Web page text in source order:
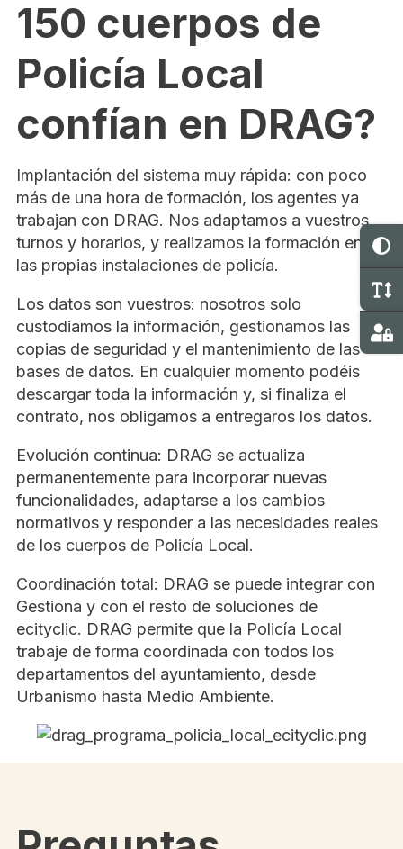
150 cuerpos de
Policía Local
confían en DRAG?
Implantación del sistema muy rápida: con poco
más de una hora de formación, los agentes ya
trabajan con DRAG. Nos adaptamos a vuestros
turnos y horarios, y realizamos la formación en
las propias instalaciones de policía.
Los datos son vuestros: nosotros solo
custodiamos la información, gestionamos las
copias de seguridad y el mantenimiento de las
bases de datos. En cualquier momento podéis
descargar toda la información y, si finaliza el
contrato, nos obligamos a entregaros los datos.
Evolución continua: DRAG se actualiza
permanentemente para incorporar nuevas
funcionalidades, adaptarse a los cambios
normativos y responder a las necesidades reales
de los cuerpos de Policía Local.
Coordinación total: DRAG se puede integrar con
Gestiona y con el resto de soluciones de
ecityclic. DRAG permite que la Policía Local
trabaje de forma coordinada con todos los
departamentos del ayuntamiento, desde
Urbanismo hasta Medio Ambiente.